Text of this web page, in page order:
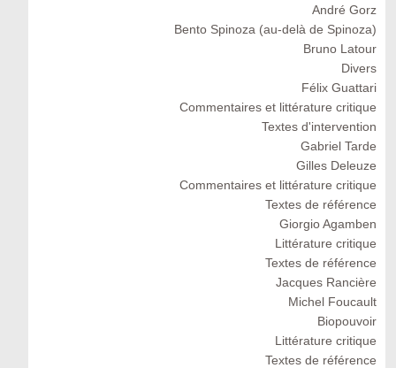
André Gorz
Bento Spinoza (au-delà de Spinoza)
Bruno Latour
Divers
Félix Guattari
Commentaires et littérature critique
Textes d'intervention
Gabriel Tarde
Gilles Deleuze
Commentaires et littérature critique
Textes de référence
Giorgio Agamben
Littérature critique
Textes de référence
Jacques Rancière
Michel Foucault
Biopouvoir
Littérature critique
Textes de référence